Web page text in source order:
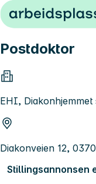
Hopp til innhold
Postdoktor
EHI, Diakonhjemmet
Diakonveien 12,
Stillingsannonsen